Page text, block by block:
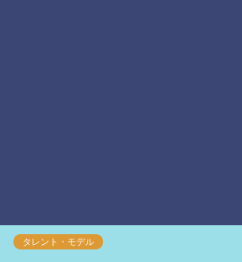
タレント・モデル